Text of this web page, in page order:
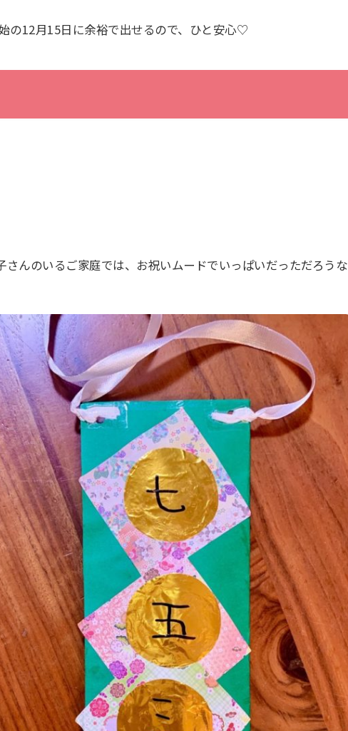
の12月15日に余裕で出せるので、ひと安心♡
んのいるご家庭では、お祝いムードでいっぱいだっただろうな